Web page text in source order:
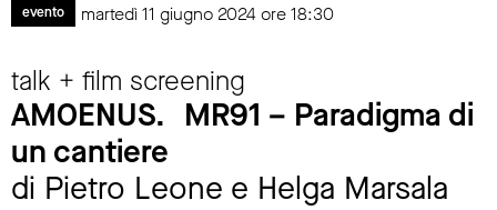
evento martedì 11 giugno 2024 ore 18:30
talk + film screening
AMOENUS. MR91 – Paradigma di
un cantiere
di Pietro Leone e Helga Marsala